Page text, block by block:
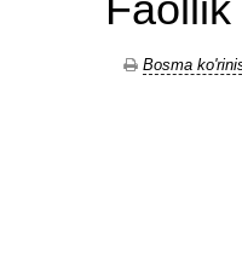
Bosma